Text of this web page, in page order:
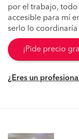
por el trabajo, todo
accesible para mí
serlo lo coordinaría
¡Pide precio
¿Eres un